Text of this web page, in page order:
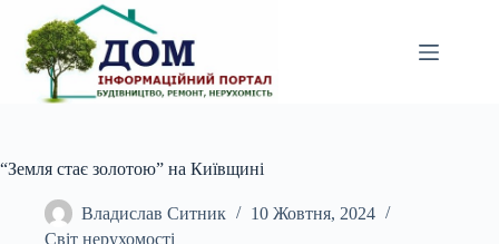
вмісту
“Земля стає золотою” на Київщині
Владислав Ситник
10 Жовтня, 2024
Світ нерухомості